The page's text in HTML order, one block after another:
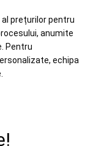
prețurilor pentru
anumite
Pentru
echipa